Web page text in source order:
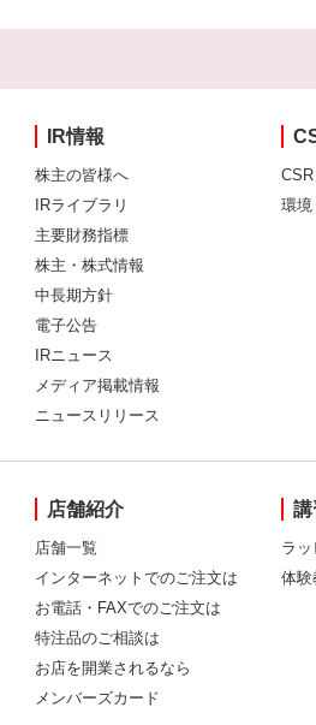
IR情報
株主の皆様へ
IRライブラリ
主要財務指標
株主・株式情報
中長期方針
電子公告
IRニュース
メディア掲載情報
ニュースリリース
CSR
環境
店舗紹介
店舗一覧
インターネットでのご注文は
お電話・FAXでのご注文は
特注品のご相談は
お店を開業されるなら
メンバーズカード
講
ラ
体験